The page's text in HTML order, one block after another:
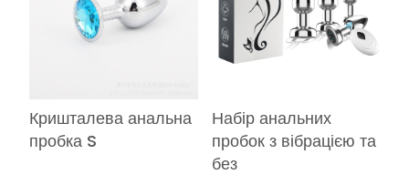
Кришталева анальна
пробка S
Набір анальних
пробок з вібрацією та
без